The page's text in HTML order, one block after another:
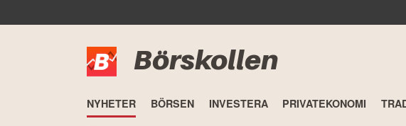
Börskollen
NYHETER BÖRSEN INVESTERA PRIVATEKONOMI